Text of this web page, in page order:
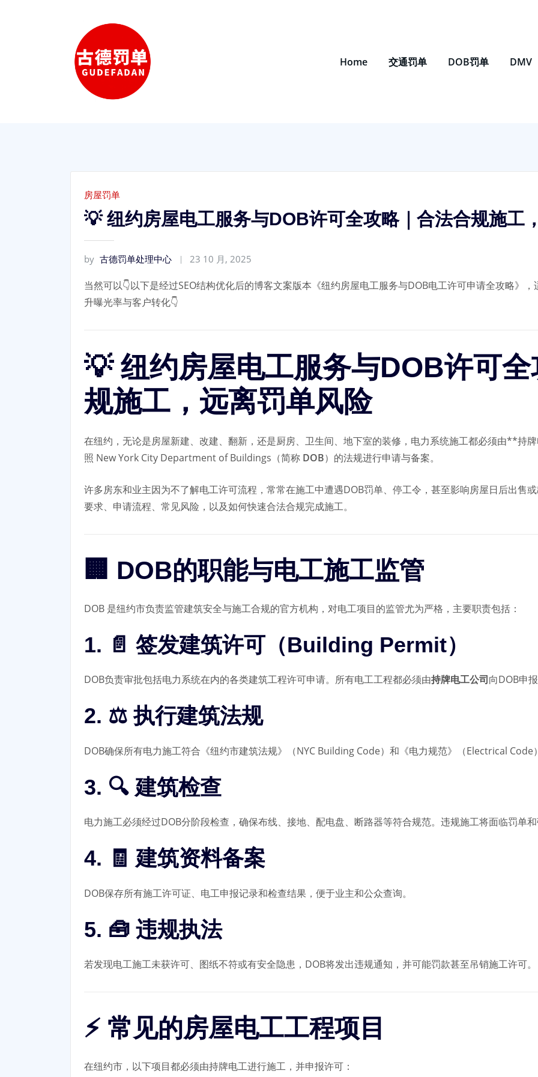
Home
交通罚单 DOB罚单 DMV
房屋罚单
💡 纽约房屋电工服务与DOB许可全攻略｜合法合规施工
by 古德罚单处理中心 23 10 月, 2025
当然可以👇以下是经过SEO结构优化后的博客文案版本《纽约房屋电工服务与DOB电工许可申请全攻略》，
升曝光率与客户转化👇
💡 纽约房屋电工服务与DOB许可
规施工，远离罚单风险
在纽约，无论是房屋新建、改建、翻新，还是厨房、卫生间、地下室的装修，电力系统施工都必须由**持
照 New York City Department of Buildings（简称 DOB）的法规进行申请与备案。
许多房东和业主因为不了解电工许可流程，常常在施工中遭遇DOB罚单、停工令，甚至影响房屋日后出售
要求、申请流程、常见风险，以及如何快速合法合规完成施工。
🏢 DOB的职能与电工施工监管
DOB 是纽约市负责监管建筑安全与施工合规的官方机构，对电工项目的监管尤为严格，主要职责包括：
1. 📄 签发建筑许可（Building Permit）
DOB负责审批包括电力系统在内的各类建筑工程许可申请。所有电工工程都必须由持牌电工公司向DOB申
2. ⚖️ 执行建筑法规
DOB确保所有电力施工符合《纽约市建筑法规》（NYC Building Code）和《电力规范》（Electrical Code
3. 🔍 建筑检查
电力施工必须经过DOB分阶段检查，确保布线、接地、配电盘、断路器等符合规范。违规施工将面临罚单和
4. 🧾 建筑资料备案
DOB保存所有施工许可证、电工申报记录和检查结果，便于业主和公众查询。
5. 🧰 违规执法
若发现电工施工未获许可、图纸不符或有安全隐患，DOB将发出违规通知，并可能罚款甚至吊销施工许可。
⚡ 常见的房屋电工工程项目
在纽约市，以下项目都必须由持牌电工进行施工，并申报许可：